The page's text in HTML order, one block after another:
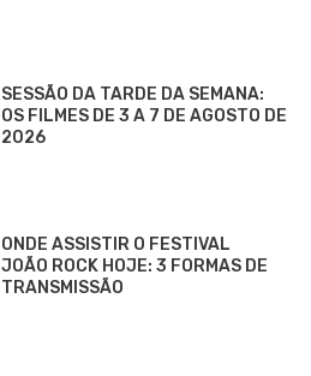
SESSÃO DA TARDE DA SEMANA:
OS FILMES DE 3 A 7 DE AGOSTO DE
2026
ONDE ASSISTIR O FESTIVAL
JOÃO ROCK HOJE: 3 FORMAS DE
TRANSMISSÃO